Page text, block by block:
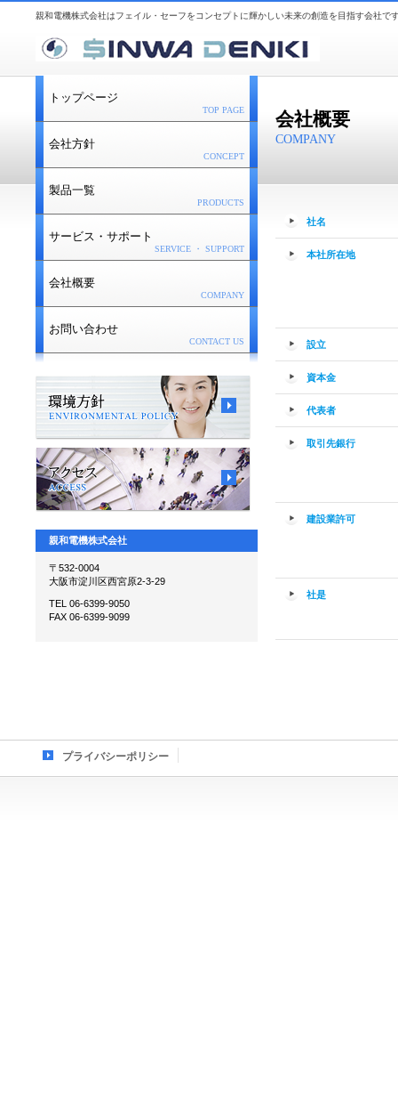
親和電機株式会社はフェイル・セーフをコンセプトに輝かしい未来の創造を目指す会社で
会社概要
COMPANY
社名
本社所在地
設立
資本金
代表者
取引先銀行
建設業許可
社是
トップページ
TOP PAGE
会社方針
CONCEPT
製品一覧
PRODUCTS
サービス・サポート
SERVICE ・ SUPPORT
会社概要
COMPANY
お問い合わせ
CONTACT US
親和電機株式会社
〒532-0004
大阪市淀川区西宮原2-3-29
TEL 06-6399-9050
FAX 06-6399-9099
プライバシーポリシー